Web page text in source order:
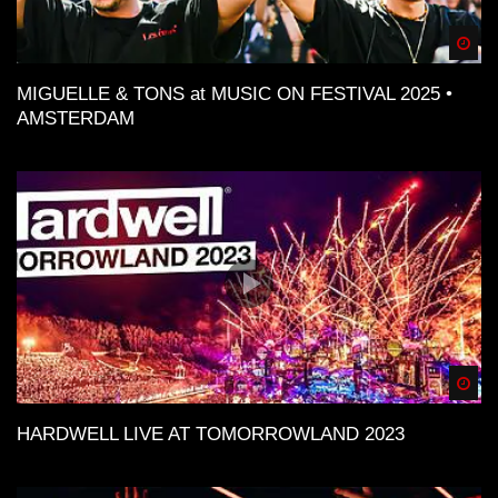
MIGUELLE & TONS at MUSIC ON FESTIVAL 2025 •
AMSTERDAM
HARDWELL LIVE AT TOMORROWLAND 2023